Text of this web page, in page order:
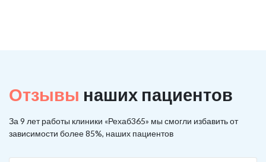
Отзывы наших пациентов
За 9 лет работы клиники «Рехаб365» мы смогли избавить от
зависимости более 85%, наших пациентов